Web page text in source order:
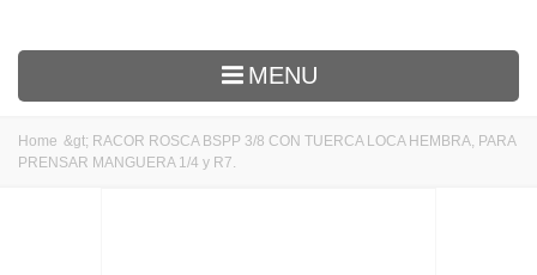
MENU
Inicio
Home &gt; RACOR ROSCA BSPP 3/8 CON TUERCA LOCA HEMBRA, PARA
PRENSAR MANGUERA 1/4 y R7.